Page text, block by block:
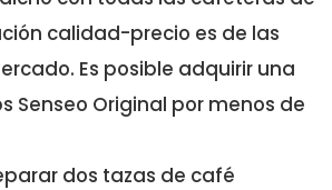
calidad-precio es de las
Es posible adquirir una
Senseo Original por menos de
dos tazas de café